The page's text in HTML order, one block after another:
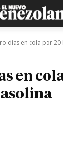
días en cola por
en